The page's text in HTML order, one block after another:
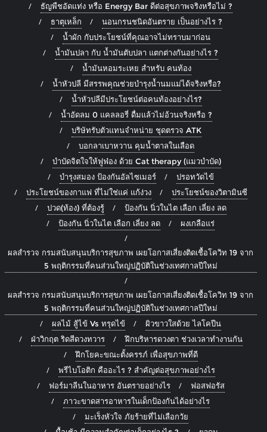
ธัญพืชอัดแท่ง หรือ Energy Bar ดีต่อสุขภาพจริงหรือไม่ ?
ธาตุเหล็ก
นอนกรนชนิดอันตราย เป็นอย่างไร ?
น้ำผัก กับประโยชน์ที่คุณอาจไม่ทราบมาก่อน
น้ำมันปลา กับ น้ำมันตับปลา แตกต่างกันอย่างไร ?
น้ำมันหอมระเหย สำหรับ คนท้อง
น้ำหัวปลี มีสรรพคุณช่วยบำรุงน้ำนมแม่ได้จริงหรือ?
น้ำหัวปลีมีประโยชน์ต่อคนท้องอย่างไร?
น้ำอัดลม 0 แคลลอรี่ ดื่มแล้วไม่อ้วนจริงหรือ ?
บริษัทรับตัวแทนจำหน่าย ชุดตรวจ ATK
บอกลาเบาหวาน คุมน้ำตาลในเลือด
บำบัดจิตใจให้ฟูฟ่อง ด้วย Cat therapy (แมวบำบัด)
บำรุงสมอง ป้องกันอัลไซเมอร์
ปรอทวัดไข้
ประโยชน์ของกาแฟ ที่ไม่ใช่แค่ แก้ง่วง
ประโยชน์ของวิตามินซี
ปวด(ท้อง) ที่ต้องรู้
ป้องกัน นิ่วในไต เลือก เลี่ยง ลด
ป้องกัน นิ่วในไต เลือก เลี่ยง ลด
ผงเกลือแร่
ผลสำรวจ กรมสนับสนุนบริการสุขภาพ เผยโอกาสเสี่ยงติดเชื้อโควิท 19 จาก
5 พฤติกรรมที่คนส่วนใหญ่ปฏิบัติในช่วงเทศกาลปีใหม่
ผลสำรวจ กรมสนับสนุนบริการสุขภาพ เผยโอกาสเสี่ยงติดเชื้อโควิท 19 จาก
5 พฤติกรรมที่คนส่วนใหญ่ปฏิบัติในช่วงเทศกาลปีใหม่
ผลไม้ สู้ไข้ Vs ทรุดไข้
ผิวขาวใสด้วย ไลโคปีน
ฝ่าวิกฤต ริดสีดวงทวาร
ฝึกบริหารดวงตา ช่วงเวลาทำงานกัน
ฝึกโยคะขณะตั้งครรภ์ เพื่อสุขภาพที่ดี
พรีไบโอติก คืออะไร ? สำคัญต่อสุขภาพอย่างไร
ฟอร์มาลีนในอาหาร อันตรายอย่างไร
ฟอสฟอรัส
ภาวะขาดสารอาหารในเด็กป้องกันได้อย่างไร
มะเร็งหัวใจ ภัยร้ายที่ไม่เลือกวัย